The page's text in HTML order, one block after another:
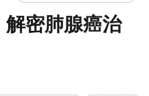
解密肺腺癌治